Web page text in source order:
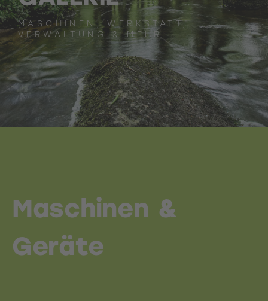
MASCHINEN, WERKSTATT,
VERWALTUNG & MEHR
Maschinen &
Geräte